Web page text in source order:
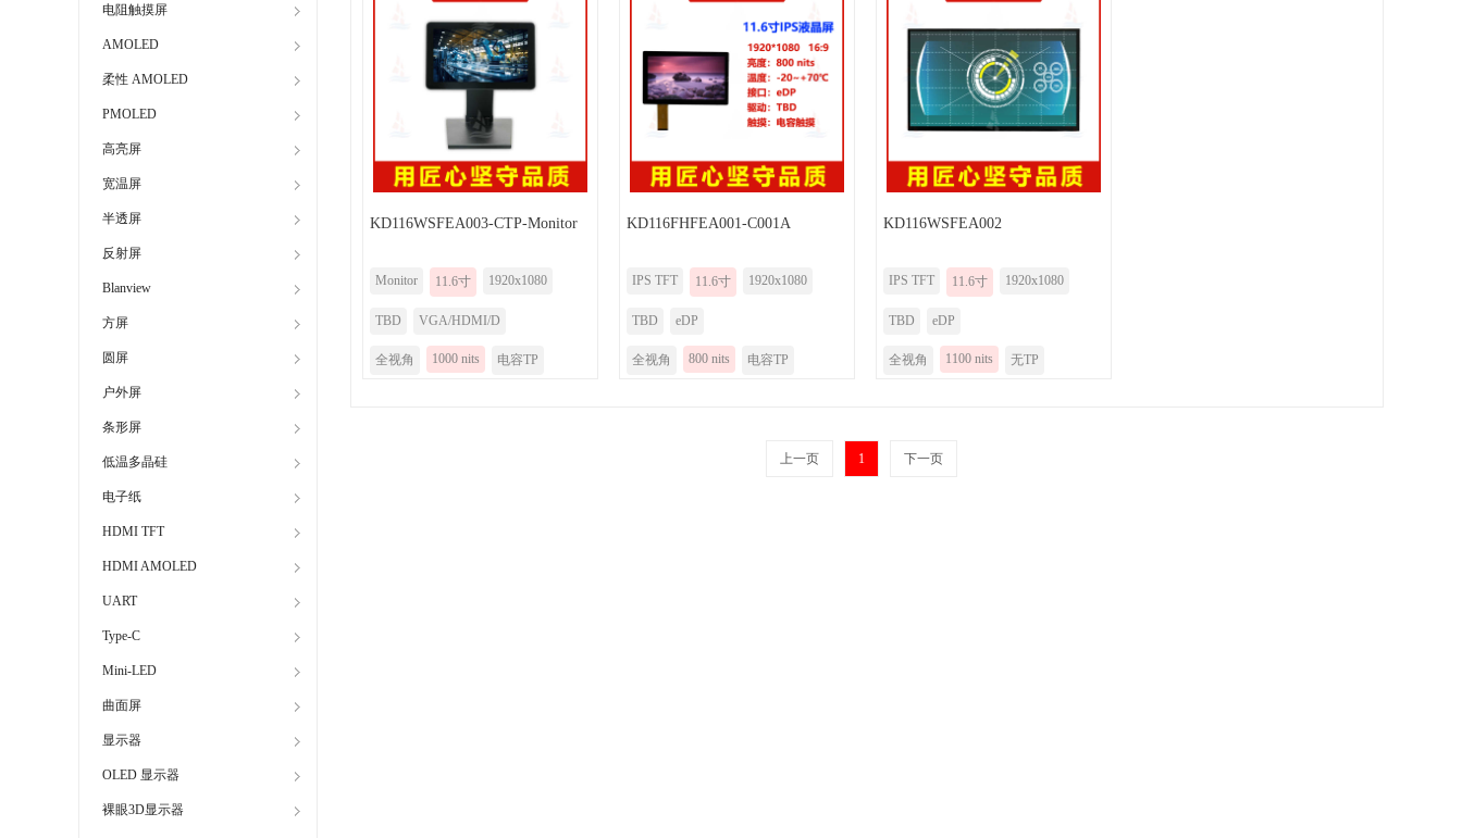
电阻触摸屏
AMOLED
柔性 AMOLED
PMOLED
高亮屏
宽温屏
半透屏
反射屏
Blanview
方屏
圆屏
户外屏
条形屏
低温多晶硅
电子纸
HDMI TFT
HDMI AMOLED
UART
Type-C
Mini-LED
曲面屏
显示器
OLED 显示器
裸眼3D显示器
KD116WSFEA003-CTP-Monitor
Monitor 11.6寸 1920x1080
TBD VGA/HDMI/D
全视角 1000 nits 电容TP
KD116FHFEA001-C001A
IPS TFT 11.6寸 1920x1080
TBD eDP
全视角 800 nits 电容TP
KD116WSFEA002
IPS TFT 11.6寸 1920x1080
TBD eDP
全视角 1100 nits 无TP
上一页 1 下一页